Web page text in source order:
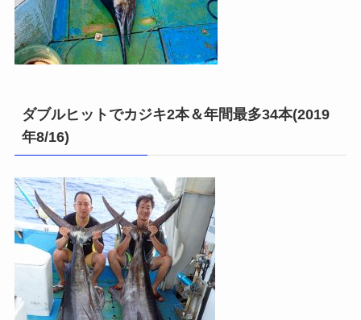
ダブルヒットでカジキ2本＆年間最多34本(2019
年8/16)